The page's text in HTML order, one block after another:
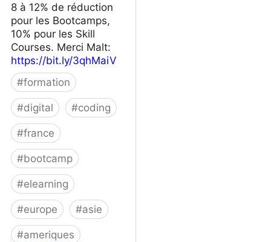
8 à 12% de réduction
pour les Bootcamps,
10% pour les Skill
Courses. Merci Malt:
https://bit.ly/3qhMaiV
#formation
#digital #coding
#france
#bootcamp
#elearning
#europe #asie
#ameriques